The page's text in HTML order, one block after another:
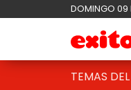
DOMINGO 09
TEMAS